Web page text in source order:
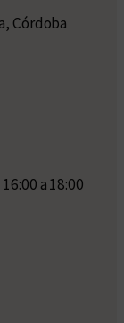
Córdoba
a 18:00